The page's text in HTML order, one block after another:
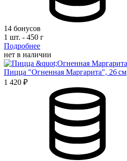
14 бонусов
1 шт. - 450 г
Подробнее
нет в наличии
Пицца "Огненная Маргарита", 26 см
1 420 ₽